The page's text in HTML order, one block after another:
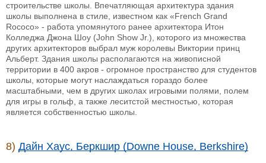
строительстве школы. Впечатляющая архитектура здания
школы выполнена в стиле, известном как «French Grand
Rococo» - работа упомянутого ранее архитектора Итон
Колледжа Джона Шоу (John Show Jr.), которого из множества
других архитекторов выбрал муж королевы Виктории принц
Альберт. Здания школы располагаются на живописной
территории в 400 акров - огромное пространство для студентов
школы, которые могут наслаждаться гораздо более
масштабными, чем в других школах игровыми полями, полем
для игры в гольф, а также леситстой местностью, которая
является собственностью школы.
8) Дайн Хаус, Беркшир (Downe House, Berkshire)